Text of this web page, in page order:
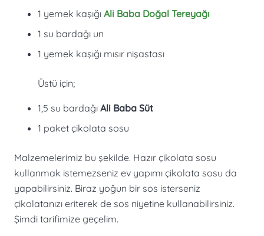
1 yemek kaşığı Ali Baba Doğal Tereyağı
1 su bardağı un
1 yemek kaşığı mısır nişastası
Üstü için;
1,5 su bardağı Ali Baba Süt
1 paket çikolata sosu
Malzemelerimiz bu şekilde. Hazır çikolata sosu
kullanmak istemezseniz ev yapımı çikolata sosu da
yapabilirsiniz. Biraz yoğun bir sos isterseniz
çikolatanızı eriterek de sos niyetine kullanabilirsiniz.
Şimdi tarifimize geçelim.